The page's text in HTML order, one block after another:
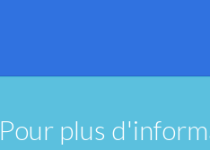
Pour plus